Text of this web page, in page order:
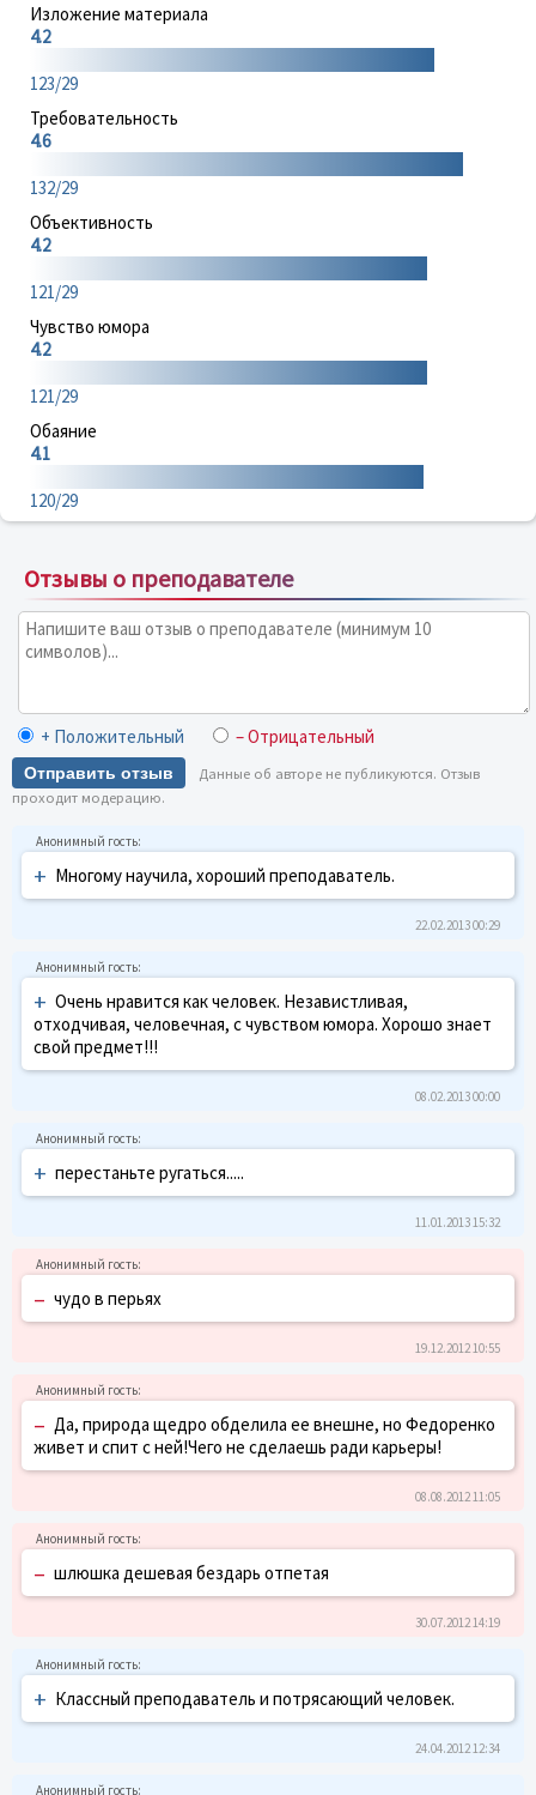
Изложение материала
4.2
123/29
Требовательность
4.6
132/29
Объективность
4.2
121/29
Чувство юмора
4.2
121/29
Обаяние
4.1
120/29
Отзывы о преподавателе
+ Положительный – Отрицательный
Отправить отзыв
Данные об авторе не публикуются. Отзыв
проходит модерацию.
+ Многому научила, хороший преподаватель.
22.02.2013 00:29
+ Очень нравится как человек. Независтливая,
отходчивая, человечная, с чувством юмора. Хорошо знает
свой предмет!!!
08.02.2013 00:00
+ перестаньте ругаться.....
11.01.2013 15:32
– чудо в перьях
19.12.2012 10:55
– Да, природа щедро обделила ее внешне, но Федоренко
живет и спит с ней!Чего не сделаешь ради карьеры!
08.08.2012 11:05
– шлюшка дешевая бездарь отпетая
30.07.2012 14:19
+ Классный преподаватель и потрясающий человек.
24.04.2012 12:34